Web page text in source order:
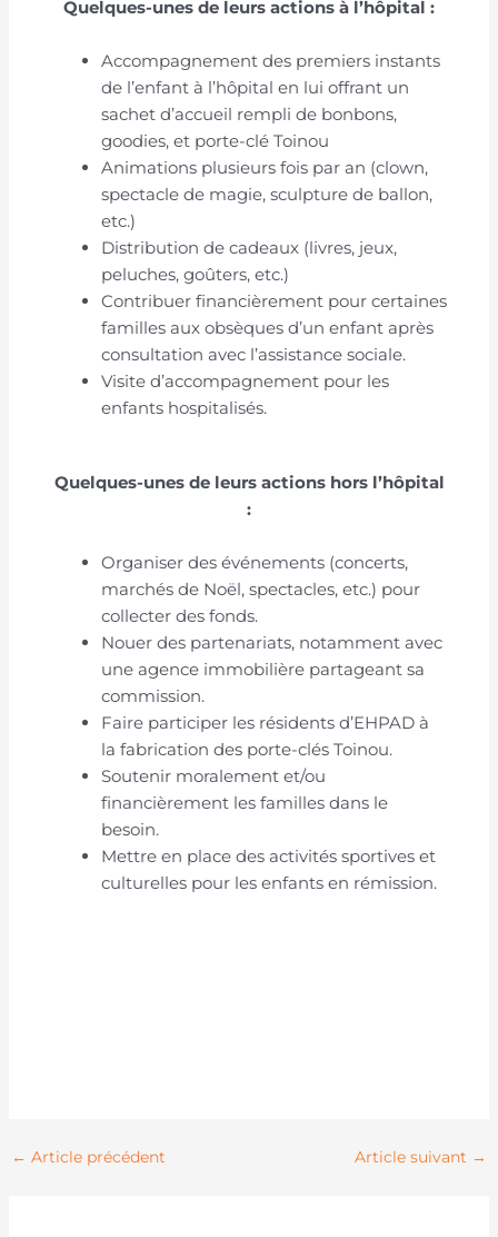
Quelques-unes de leurs actions à l’hôpital :
Accompagnement des premiers instants
de l’enfant à l’hôpital en lui offrant un
sachet d’accueil rempli de bonbons,
goodies, et porte-clé Toinou
Animations plusieurs fois par an (clown,
spectacle de magie, sculpture de ballon,
etc.)
Distribution de cadeaux (livres, jeux,
peluches, goûters, etc.)
Contribuer financièrement pour certaines
familles aux obsèques d’un enfant après
consultation avec l’assistance sociale.
Visite d’accompagnement pour les
enfants hospitalisés.
Quelques-unes de leurs actions hors l’hôpital
:
Organiser des événements (concerts,
marchés de Noël, spectacles, etc.) pour
collecter des fonds.
Nouer des partenariats, notamment avec
une agence immobilière partageant sa
commission.
Faire participer les résidents d’EHPAD à
la fabrication des porte-clés Toinou.
Soutenir moralement et/ou
financièrement les familles dans le
besoin.
Mettre en place des activités sportives et
culturelles pour les enfants en rémission.
← Article précédent Article suivant →